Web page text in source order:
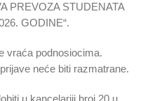
PREVOZA STUDENATA
GODINE“.
vraća podnosiocima.
neće biti razmatrane.